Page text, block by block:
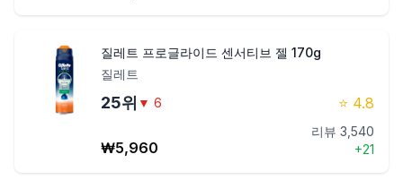
질레트 프로글라이드 센서티브 젤 170g
질레트
25위 ▼ 6 ⭐ 4.8
₩5,960
리뷰 3,540
+21